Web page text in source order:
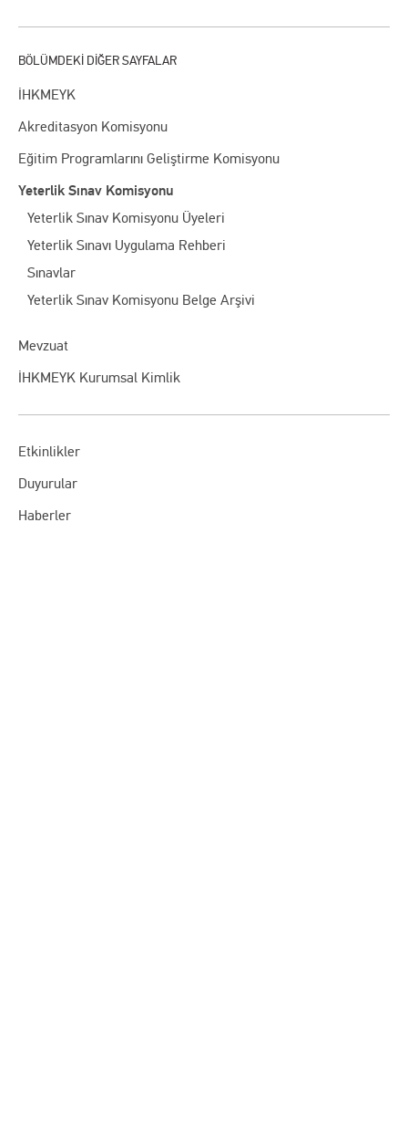
İHKMEYK
Akreditasyon Komisyonu
Eğitim Programlarını Geliştirme Komisyonu
Yeterlik Sınav Komisyonu
Yeterlik Sınav Komisyonu Üyeleri
Yeterlik Sınavı Uygulama Rehberi
Sınavlar
Yeterlik Sınav Komisyonu Belge Arşivi
Mevzuat
İHKMEYK Kurumsal Kimlik
Etkinlikler
Duyurular
Haberler